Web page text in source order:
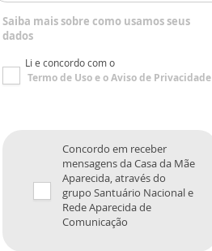
Saiba mais sobre como usamos seus
dados
Li e concordo com o
Termo de Usoe oAviso de Privacidade
Concordo em receber
mensagens da Casa da Mãe
Aparecida, através do
grupo Santuário Nacional e
Rede Aparecida de
Comunicação